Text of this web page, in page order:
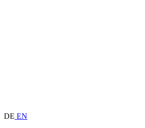
DE EN